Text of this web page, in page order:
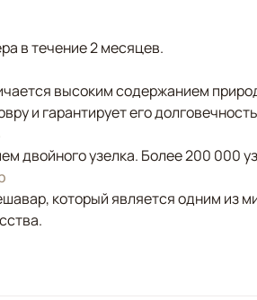
в течение 2 месяцев.
высоким содержанием
и гарантирует его
двойного узелка. Более 200 000
который является одним из